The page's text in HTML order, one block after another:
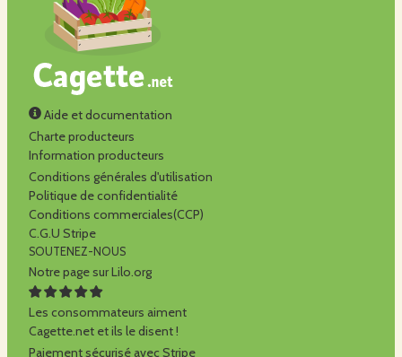
Aide et documentation
Charte producteurs
Information producteurs
Conditions générales d'utilisation
Politique de confidentialité
Conditions commerciales(CCP)
C.G.U Stripe
SOUTENEZ-NOUS
Notre page sur Lilo.org
Les consommateurs aiment
Cagette.net et ils le disent !
Paiement sécurisé avec Stripe